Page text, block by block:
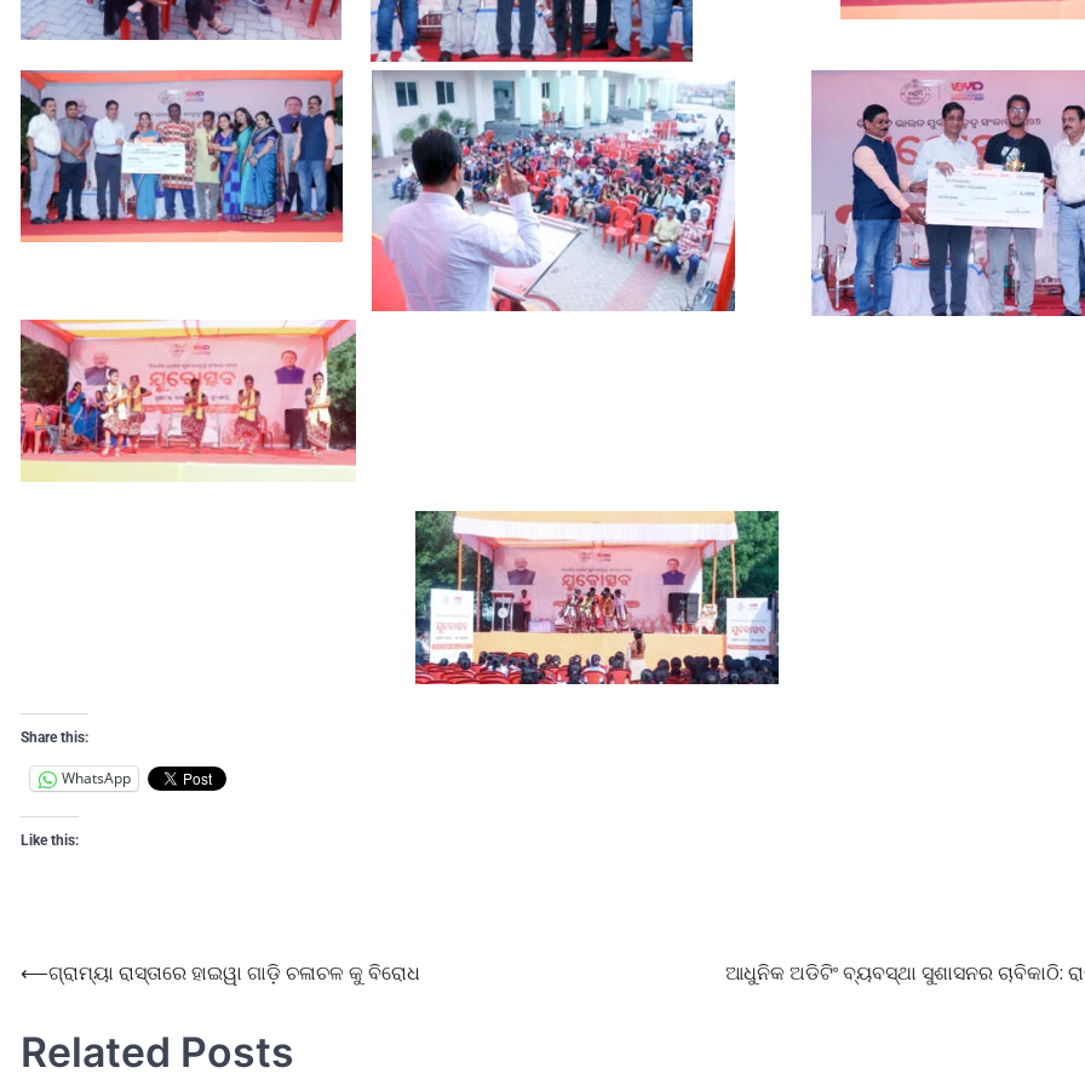
Share this:
WhatsApp
Like this:
⟵ଗ୍ରାମ୍ୟା ରାସ୍ତାରେ ହାଇୱା ଗାଡ଼ି ଚଳାଚଳ କୁ ବିରୋଧ ଆଧୁନିକ ଅଡିଟିଂ ବ୍ୟବସ୍ଥା ସୁଶାସନର ଚାବିକାଠି:
Related Posts